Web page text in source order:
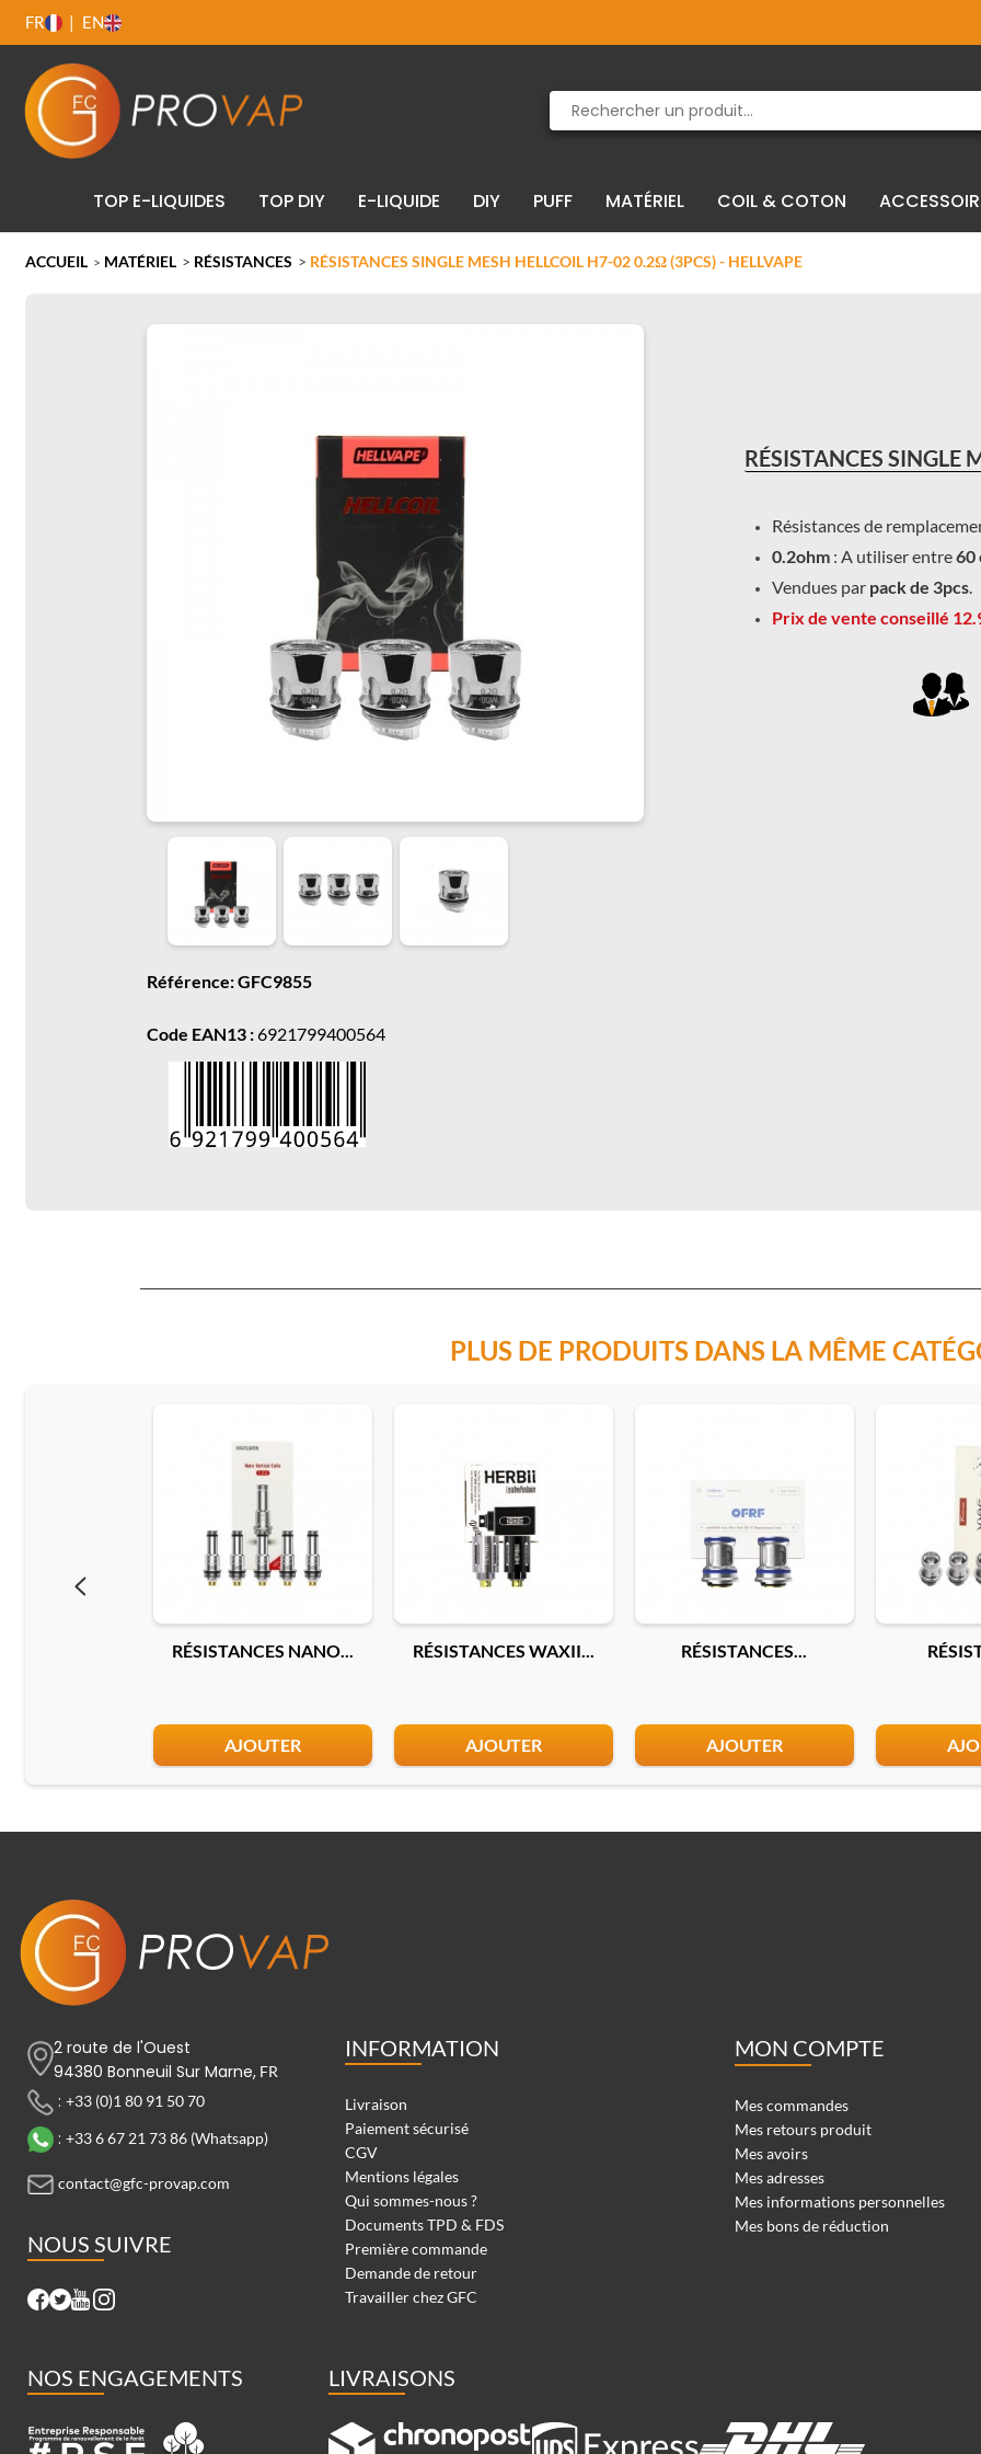
FR EN
TOP E-LIQUIDES TOP DIY E-LIQUIDE DIY PUFF MATÉRIEL COIL & COTON
ACCUEIL > MATÉRIEL > RÉSISTANCES > RÉSISTANCES SINGLE MESH HELLCOIL H7-02 0.2Ω (3PCS) - HELLVAPE
Référence: GFC9855
Code EAN13 :6921799400564
RÉSISTANCES SINGLE
Résistances de
0.2ohm: A utiliser entre60
Vendues parpack de 3pcs.
Prix de vente conseillé
PLUS DE PRODUITS DANS LA MÊME
RÉSISTANCES NANO...
AJOUTER
RÉSISTANCES WAXII...
AJOUTER
RÉSISTANCES...
AJOUTER
2 route de l'Ouest
94380 Bonneuil Sur Marne, FR
: +33 (0)1 80 91 50 70
: +33 6 67 21 73 86 (Whatsapp)
contact@gfc-provap.com
NOUS SUIVRE
INFORMATION
Livraison
Paiement sécurisé
CGV
Mentions légales
Qui sommes-nous ?
Documents TPD & FDS
Première commande
Demande de retour
Travailler chez GFC
MON COMPTE
Mes commandes
Mes retours produit
Mes avoirs
Mes adresses
Mes informations personnelles
Mes bons de réduction
NOS ENGAGEMENTS LIVRAISONS